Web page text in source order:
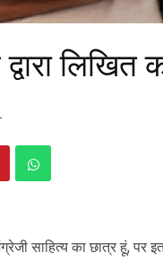
लिखित
साहित्य का छात्र हूं, पर